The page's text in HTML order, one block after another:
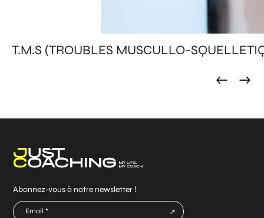
T.M.S (TROUBLES MUSCULLO-
Abonnez-vous à notre newsletter !
E-